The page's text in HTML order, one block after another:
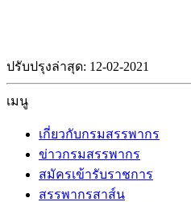
ปรับปรุงล่าสุด: 12-02-2021
เมนู
เกี่ยวกับกรมสรรพากร
ข่าวกรมสรรพากร
สมัครเข้ารับราชการ
สรรพากรสาส์น